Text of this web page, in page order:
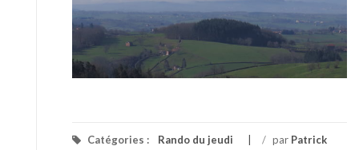
Catégories : Rando du jeudi / par Patrick